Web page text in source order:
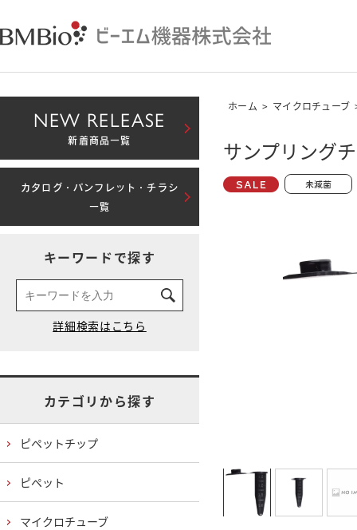
ホーム > マイクロチューブ
サンプリン
NEW RELEASE
新着商品一覧
カタログ・パンフレット・チラシ
一覧
キーワードで探す
カテゴリから探す
ピペットチップ
ピペット
マイクロチューブ